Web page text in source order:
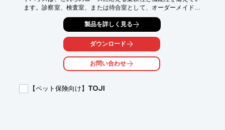
ます。診察室、検査室、または待合室として、オーダーメイド設
計により、動物病院のニーズに合わせた空間を創出できます。
【活用シーン】
*   スペースの有効活用
製品を詳しく見る
ダウンロード
お問い合わせ
【ペット保険向け】TOJI